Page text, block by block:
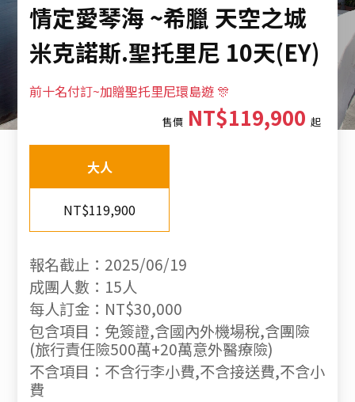
情定愛琴海 ~希臘 天空之城
米克諾斯.聖托里尼 10天(EY)
前十名付訂~加贈聖托里尼環島遊 🎊
售價NT$119,900 起
大人
NT$119,900
報名截止：2025/06/19
成團人數：15人
每人訂金：NT$30,000
包含項目：免簽證,含國內外機場稅,含團險
(旅行責任險500萬+20萬意外醫療險)
不含項目：不含行李小費,不含接送費,不含小
費